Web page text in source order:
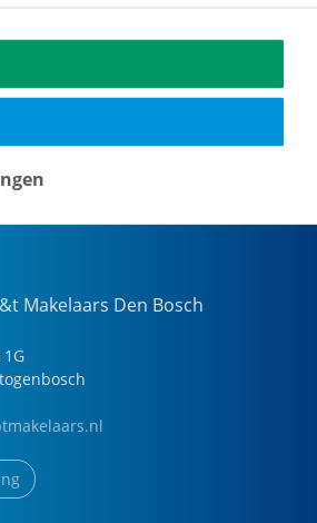
Makelaars Den Bosch
1G